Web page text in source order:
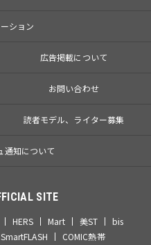
ション
広告掲載について
お問い合わせ
読者モデル、ライター募集
通知について
SITE
HERS Mart 美ST
bis
SmartFLASH
COMIC熱帯